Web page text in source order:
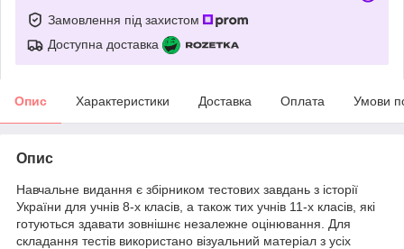
Замовлення під захистом
Доступна доставка
Опис Характеристики Доставка Оплата Умови
Опис
Навчальне видання є збірником тестових завдань з історії
України для учнів 8-х класів, а також тих учнів 11-х класів, які
готуються здавати зовнішнє незалежне оцінювання. Для
складання тестів використано візуальний матеріал з усіх